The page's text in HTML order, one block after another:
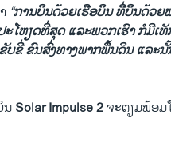
“ການບິນ​ດ້ວຍ​ເຮືອບິນທີ່​ບິນ​ດ້ວຍ​
ະໂຫຽດທີ່ສຸດ ແລະ​ພວກ​ເຮົາກໍ​ມີ​ເ
ຂັບ​ຂີ່ຂົນ​ສົ່ງ​ທາງ​ພາກ​ພື້ນ​ດິນ ​ແລະ​
ນSolar Impulse 2ຈະ​ຕຽມ​ພ້ອມ​